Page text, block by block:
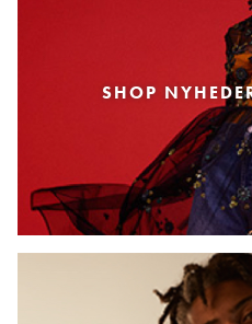
SHOP